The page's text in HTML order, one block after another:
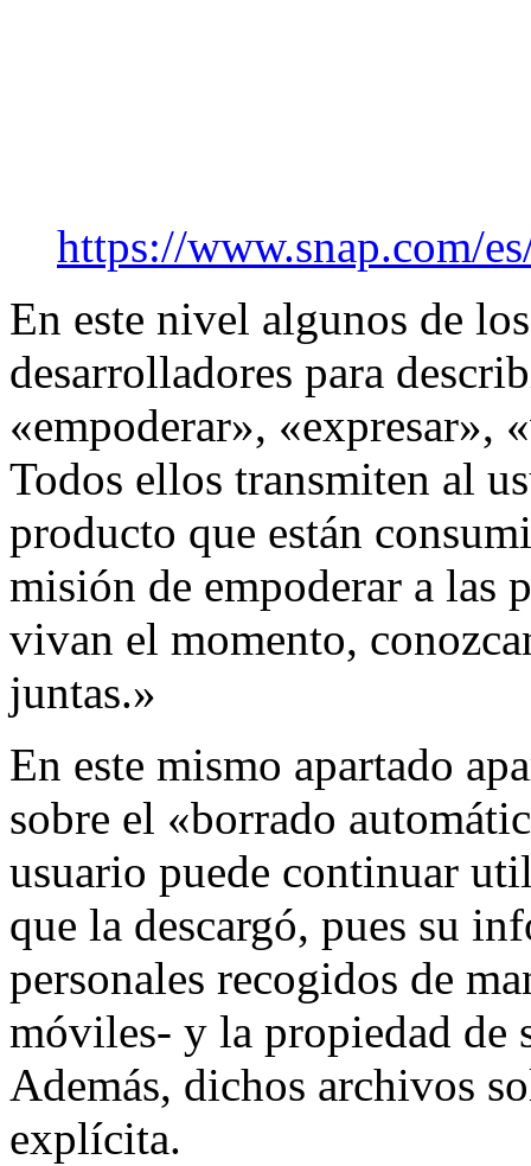
https://www.snap.com/
En este nivel algunos de
desarrolladores para
«empoderar»,
Todos ellos transmiten al
producto que están
misión de empoderar a las
vivan el momento,
juntas.»
En este mismo apartado
sobre el «borrado
usuario puede continuar
que la descargó, pues su
personales recogidos de
móviles- y la propiedad de
Además, dichos archivos
explícita.